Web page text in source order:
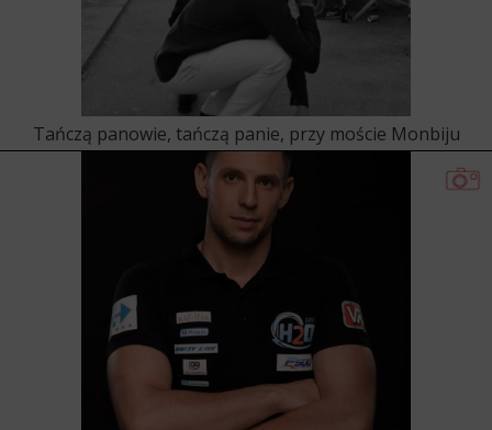
Tańczą panowie, tańczą panie, przy moście Monbiju